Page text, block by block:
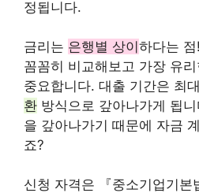
정됩니다.
금리는 은행별 상이하다는
꼼꼼히 비교해보고 가장 유
중요합니다. 대출 기간은 최
환 방식으로 갚아나가게 됩
을 갚아나가기 때문에 자금
죠?
신청 자격은 『중소기업기본